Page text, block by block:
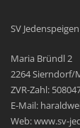
SV
Maria Bründl 2
2264 Sierndorf/
ZVR-Zahl:
E-Mail:
Web: www.sv-